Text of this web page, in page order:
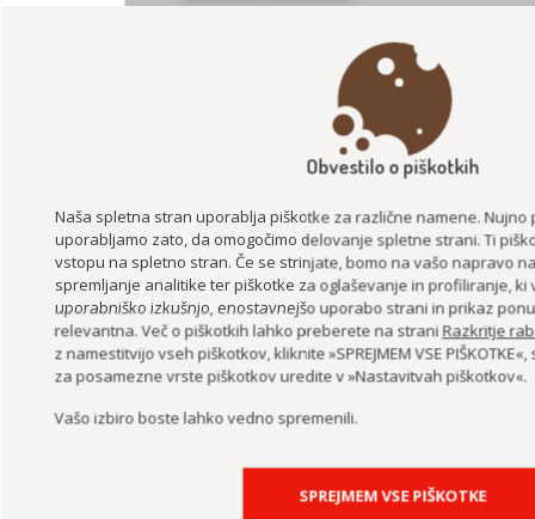
LAHKO BRANJE ZA BISTRI UM
PODPORA PODJETJEM ZA PODALJŠEVANJE DELOVNE AKTIVNOSTI –
Obvestilo o piškotkih
Naša spletna stran uporablja piškotke za različne namene. Nujno
uporabljamo zato, da omogočimo delovanje spletne strani. Ti
vstopu na spletno stran. Če se strinjate, bomo na vašo napravo
spremljanje analitike ter piškotke za oglaševanje in profiliranje, ki
uporabniško izkušnjo, enostavnejšo uporabo strani in prikaz
relevantna. Več o piškotkih lahko preberete na strani Razkritje
z namestitvijo vseh piškotkov, kliknite »SPREJMEM VSE
za posamezne vrste piškotkov uredite v »Nastavitvah piškotkov«.
Vašo izbiro boste lahko vedno spremenili.
SPREJMEM VSE PIŠKOTKE